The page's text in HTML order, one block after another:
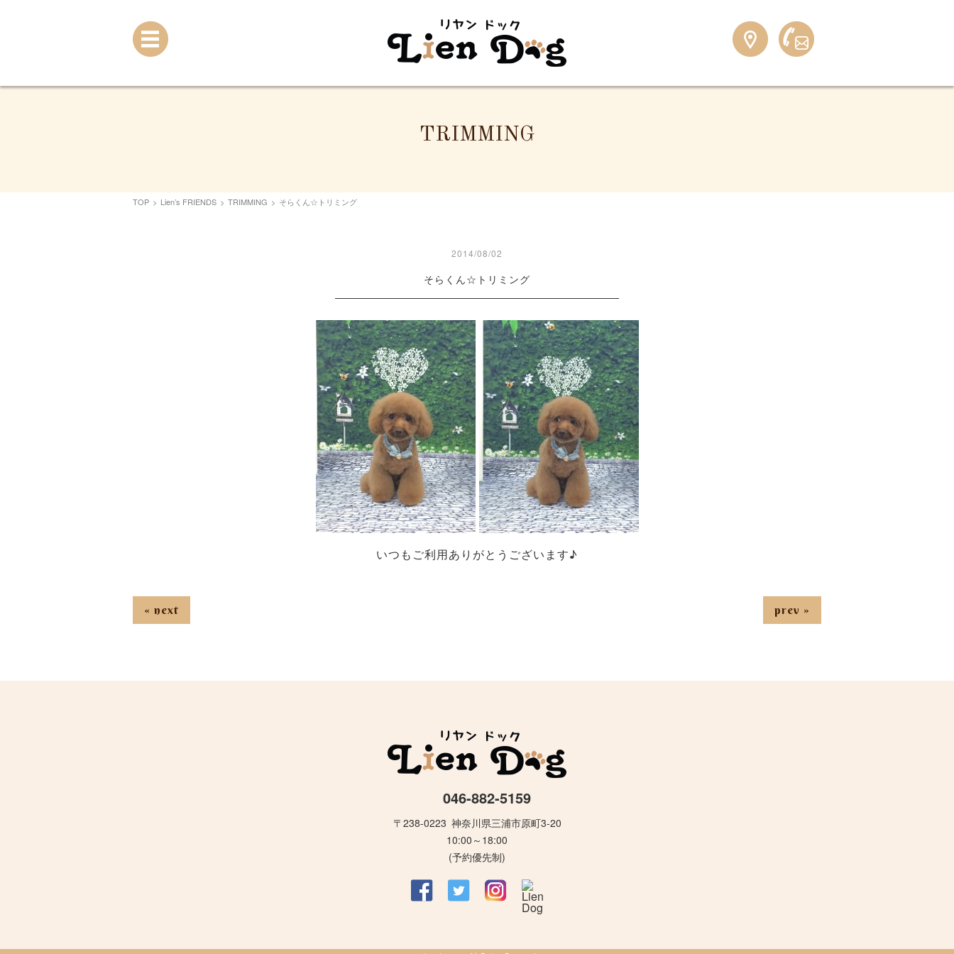
TRIMMING
TOP > Lien’s FRIENDS > TRIMMING > そらくん☆トリミング
2014/08/02
そらくん☆トリミング
いつもご利用ありがとうございます♪
« next prev »
046-882-5159
〒238-0223 神奈川県三浦市原町3-20
10:00～18:00
(予約優先制)